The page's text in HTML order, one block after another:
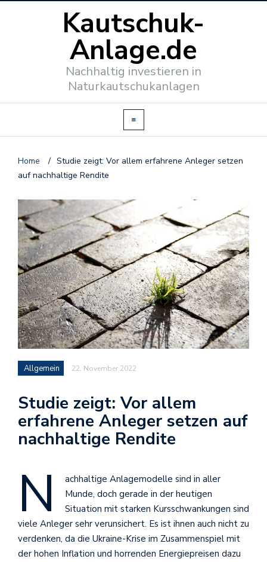
Kautschuk-
Anlage.de
Nachhaltig investieren in
Naturkautschukanlagen
Home / Studie zeigt: Vor allem erfahrene Anleger setzen
auf nachhaltige Rendite
Allgemein 22. November 2022
Studie zeigt: Vor allem
erfahrene Anleger setzen auf
nachhaltige Rendite
N
achhaltige Anlagemodelle sind in aller
Munde, doch gerade in der heutigen
Situation mit starken Kursschwankungen sind
viele Anleger sehr verunsichert. Es ist ihnen auch nicht zu
verdenken, da die Ukraine-Krise im Zusammenspiel mit
der hohen Inflation und horrenden Energiepreisen dazu